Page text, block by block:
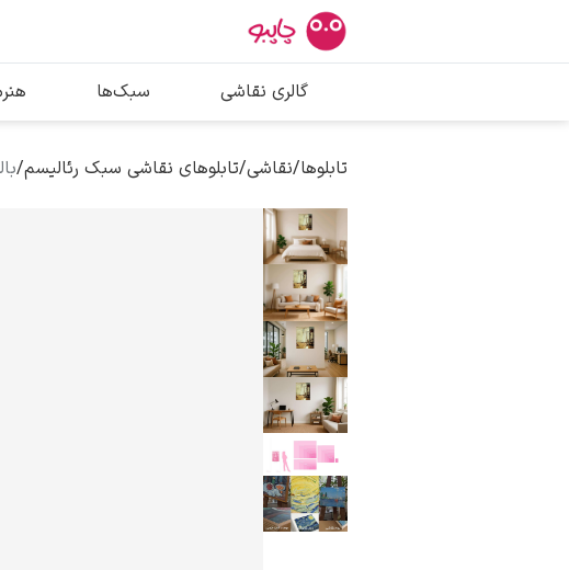
بیشترین جستجوها
پیکاسو
سالوادور دالی
گالری نقاشی سبک‌ها
تابلوها/نقاشی/تابلوهای نقاشی سبک رئالیسم/